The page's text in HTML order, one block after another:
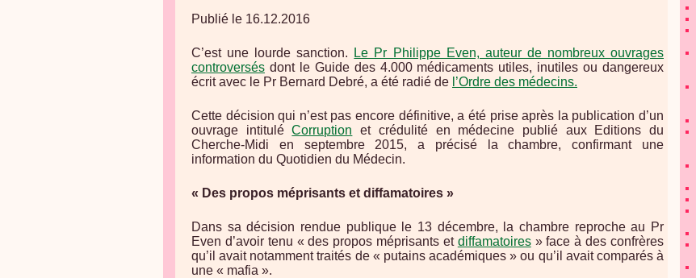
Publié le 16.12.2016
C’est une lourde sanction.
Le Pr Philippe Even, auteur de nombreux ouvrages
controversés dont le Guide des 4.000 médicaments utiles, inutiles ou dangereux
écrit avec le Pr Bernard Debré, a été radié de l’Ordre des médecins.
Cette décision qui n’est pas encore définitive, a été prise après la publication d’un
ouvrage intituléCorruption et crédulité en médecine publié aux Editions du
Cherche-Midi en septembre 2015, a précisé la chambre, confirmant une
information du Quotidien du Médecin.
« Des propos méprisants et diffamatoires »
Dans sa décision rendue publique le 13 décembre, la chambre reproche au Pr
Even d’avoir tenu « des propos méprisants et diffamatoires» face à des confrères
qu’il avait notamment traités de « putains académiques » ou qu’il avait comparés à
une « mafia ».